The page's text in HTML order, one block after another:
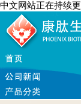
中文网站正在持续